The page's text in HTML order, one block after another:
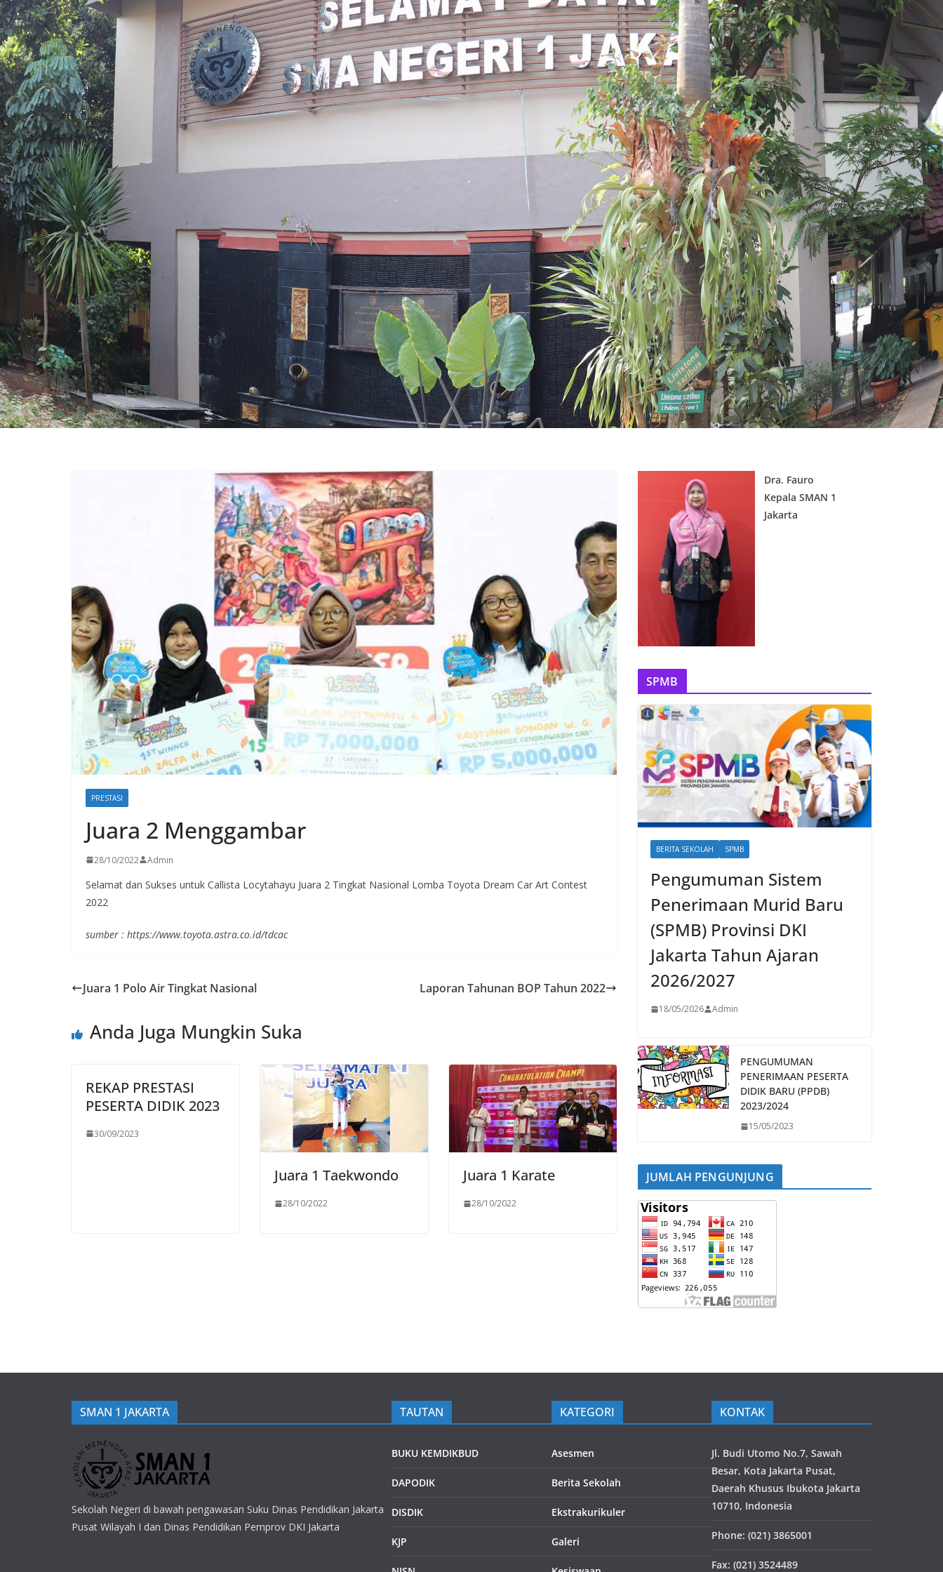
PRESTASI
Juara 2 Menggambar
28/10/2022 Admin
Selamat dan Sukses untuk Callista Locytahayu Juara 2 Tingkat Nasional Lomba Toyota Dream Car Art Contest
2022
sumber : https://www.toyota.astra.co.id/tdcac
Juara 1 Polo Air Tingkat Nasional Laporan Tahunan BOP Tahun 2022
Anda Juga Mungkin Suka
REKAP PRESTASI
PESERTA DIDIK 2023
30/09/2023
Juara 1 Taekwondo
28/10/2022
Juara 1 Karate
28/10/2022
Dra. Fauro
Kepala SMAN 1
Jakarta
SPMB
BERITA SEKOLAH SPMB
Pengumuman Sistem
Penerimaan Murid Baru
(SPMB) Provinsi DKI
Jakarta Tahun Ajaran
2026/2027
18/05/2026 Admin
PENGUMUMAN
PENERIMAAN PESERTA
DIDIK BARU (PPDB)
2023/2024
15/05/2023
JUMLAH PENGUNJUNG
SMAN 1 JAKARTA
Sekolah Negeri di bawah pengawasan Suku Dinas Pendidikan Jakarta
Pusat Wilayah I dan Dinas Pendidikan Pemprov DKI Jakarta
TAUTAN
BUKU KEMDIKBUD
DAPODIK
DISDIK
KJP
KATEGORI
Asesmen
Berita Sekolah
Ekstrakurikuler
Galeri
KONTAK
Jl. Budi Utomo No.7, Sawah
Besar, Kota Jakarta Pusat,
Daerah Khusus Ibukota Jakarta
10710, Indonesia
Phone: (021) 3865001
Fax: (021) 3524489